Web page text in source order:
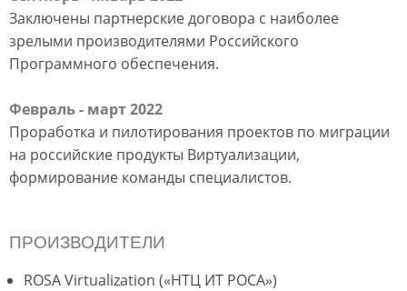
Заключены партнерские договора с наиболее
зрелыми производителями Российского
Программного обеспечения.
Февраль - март 2022
Проработка и пилотирования проектов по миграции
на российские продукты Виртуализации,
формирование команды специалистов.
ПРОИЗВОДИТЕЛИ
ROSA Virtualization («НТЦ ИТ РОСА»)